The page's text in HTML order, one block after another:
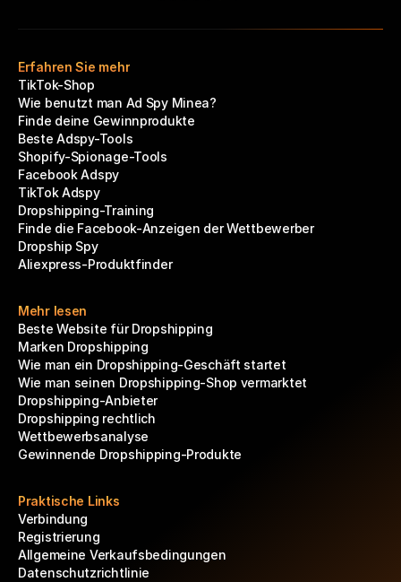
Erfahren Sie mehr
TikTok-Shop
Wie benutzt man Ad Spy Minea?
Finde deine Gewinnprodukte
Beste Adspy-Tools
Shopify-Spionage-Tools
Facebook Adspy
TikTok Adspy
Dropshipping-Training
Finde die Facebook-Anzeigen der Wettbewerber
Dropship Spy
Aliexpress-Produktfinder
Mehr lesen
Beste Website für Dropshipping
Marken Dropshipping
Wie man ein Dropshipping-Geschäft startet
Wie man seinen Dropshipping-Shop vermarktet
Dropshipping-Anbieter
Dropshipping rechtlich
Wettbewerbsanalyse
Gewinnende Dropshipping-Produkte
Praktische Links
Verbindung
Registrierung
Allgemeine Verkaufsbedingungen
Datenschutzrichtlinie